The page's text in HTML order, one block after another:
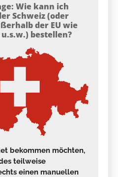
Wie kann ich
Schweiz (oder
der EU wie
bestellen?
bekommen möchten,
teilweise
einen manuellen